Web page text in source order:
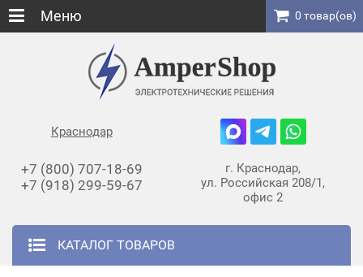
Краснодар
+7 (800) 707-18-69
+7 (918) 299-59-67
г. Краснодар,
ул. Российская 208/1,
офис 2
КАТАЛОГ ТОВАРОВ
Меню 0 товар(ов)